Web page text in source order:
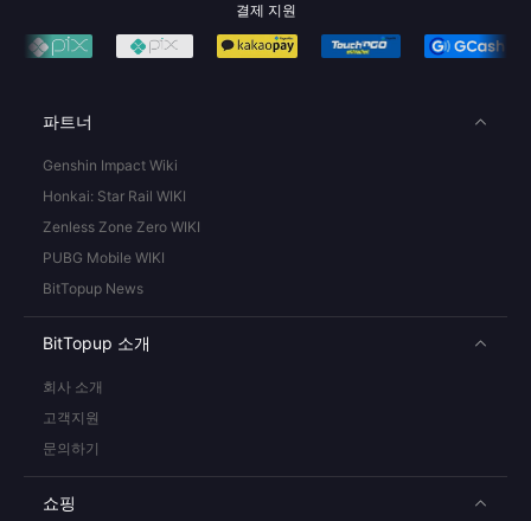
결제 지원
파트너
Genshin Impact Wiki
Honkai: Star Rail WIKI
Zenless Zone Zero WIKI
PUBG Mobile WIKI
BitTopup News
BitTopup 소개
회사 소개
고객지원
문의하기
쇼핑